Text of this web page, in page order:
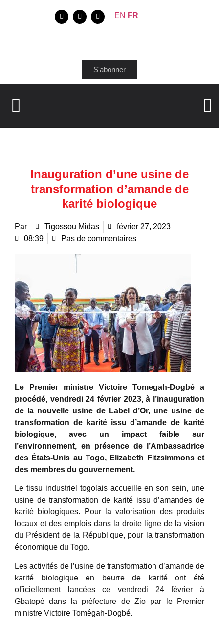
EN FR
S'abonner
Inauguration d’une usine de
transformation d’amande de
karité biologique
Par Tigossou Midas
février 27, 2023
08:39
Pas de commentaires
Le Premier ministre Victoire Tomegah-Dogbé a
procédé, vendredi 24 février 2023, à l’inauguration
de la nouvelle usine de Label d’Or, une usine de
transformation de karité issu d’amande de karité
biologique, avec un impact faible sur
l’environnement, en présence de l’Ambassadrice
des États-Unis au Togo, Elizabeth Fitzsimmons et
des membres du gouvernement.
Le tissu industriel togolais accueille en son sein, une
usine de transformation de karité issu d’amandes de
karité biologiques. Pour la valorisation des produits
locaux et des emplois dans la droite ligne de la vision
du Président de la République, pour la transformation
économique du Togo.
Les activités de l’usine de transformation d’amande de
karité biologique en beurre de karité ont été
officiellement lancées ce vendredi 24 février à
Gbatopé dans la préfecture de Zio par le Premier
ministre Victoire Tomégah-Dogbé.